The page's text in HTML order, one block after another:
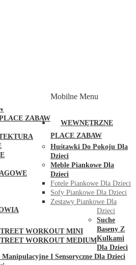
ZABAW
WORKOUT MINI
WORKOUT MEDIUM
Mobilne Menu
WEWNĘTRZNE
PLACE ZABAW
Huśtawki Do Pokoju Dla
Dzieci
Meble Piankowe Dla
Dzieci
Fotele Piankowe Dla Dzieci
Sofy Piankowe Dla Dzieci
Zestawy Piankowe Dla
Dzieci
Suche
Baseny Z
Kulkami
Dla Dzieci
Manipulacyjne I Sensoryczne Dla Dzieci